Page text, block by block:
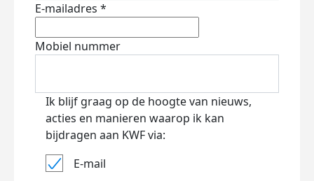
E-mailadres *
Mobiel nummer
Ik blijf graag op de hoogte van nieuws,
acties en manieren waarop ik kan
bijdragen aan KWF via:
E-mail